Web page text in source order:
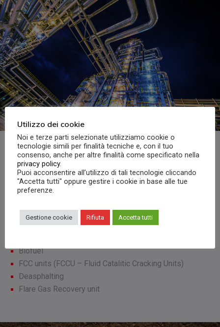
Raffinerie
Residue Upgrading Project (RUP)
Refinery Expansion Project (REP)
Clean Fuel Project (CFP)
Debottlenecking Fractionation HCK
Biofuel
FCC units (FCCU – Fluid Catalitic Cracking Units)
Deasphalting
Flare Gas Recovery unit
Utilizzo dei cookie
Noi e terze parti selezionate utilizziamo cookie o
tecnologie simili per finalità tecniche e, con il tuo
consenso, anche per altre finalità come specificato nella
privacy policy.
Puoi acconsentire all’utilizzo di tali tecnologie cliccando
"Accetta tutti" oppure gestire i cookie in base alle tue
preferenze.
Gestione cookie Rifiuta Accetta tutti